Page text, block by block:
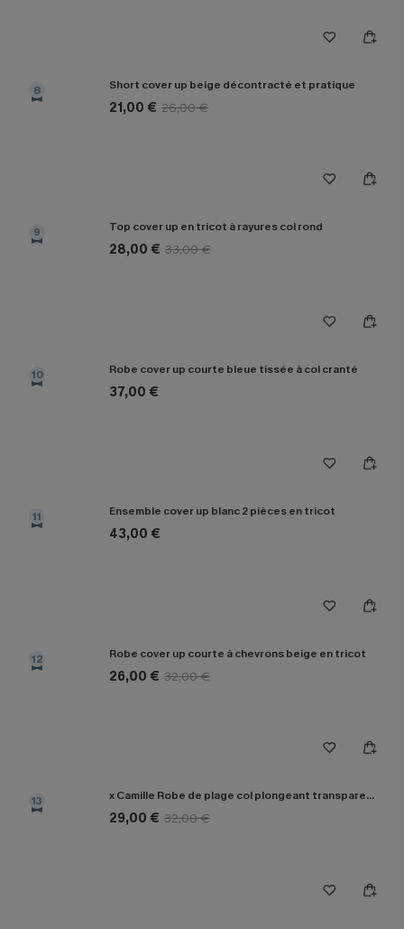
8 Short cover up beige décontracté et pratique
21,00 € 26,00 €
9 Top cover up en tricot à rayures col rond
28,00 € 33,00 €
10 Robe cover up courte bleue tissée à col cranté
37,00 €
11 Ensemble cover up blanc 2 pièces en tricot
43,00 €
12 Robe cover up courte à chevrons beige en tricot
26,00 € 32,00 €
13 x Camille Robe de plage col plongeant transparente
29,00 € 32,00 €